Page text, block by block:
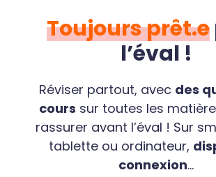
Toujours prêt.e
l’éval !
Réviser partout, avec des
cours sur toutes les
rassurer avant l’éval ! Sur
tablette ou ordinateur,
connexion...